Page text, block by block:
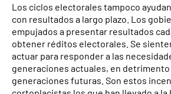
Los ciclos electorales tampoco
con resultados a largo plazo. Los
empujados a presentar resultados
obtener réditos electorales. Se
actuar para responder a las
generaciones actuales, en detrimento
generaciones futuras. Son estos